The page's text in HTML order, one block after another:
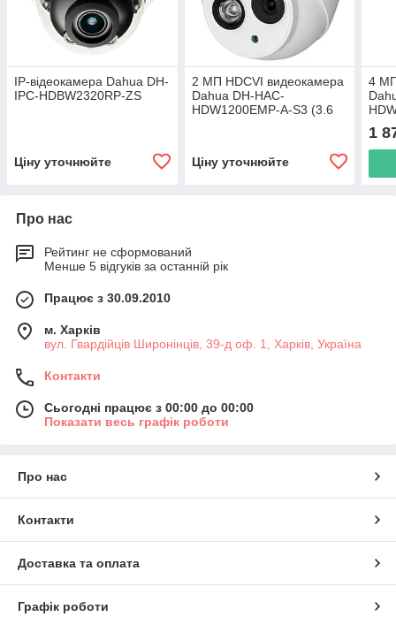
IP-відеокамера Dahua DH-
IPC-HDBW2320RP-ZS
Ціну уточнюйте
2 МП HDCVI видеокамера
Dahua DH-HAC-
HDW1200EMP-A-S3 (3.6
Ціну уточнюйте
4
1
Про нас
Рейтинг не сформований
Менше 5 відгуків за останній рік
Працює з 30.09.2010
м. Харків
вул. Гвардійців Широнінців, 39-д оф. 1, Харків, Україна
Контакти
Сьогодні працює з 00:00 до 00:00
Показати весь графік роботи
Про нас
Контакти
Доставка та оплата
Графік роботи